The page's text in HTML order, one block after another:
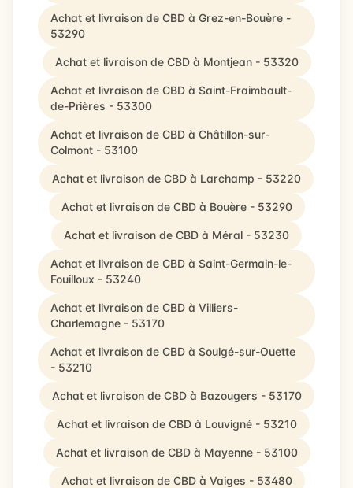
Achat et livraison de CBD à Grez-en-Bouère -
53290
Achat et livraison de CBD à Montjean - 53320
Achat et livraison de CBD à Saint-Fraimbault-
de-Prières - 53300
Achat et livraison de CBD à Châtillon-sur-
Colmont - 53100
Achat et livraison de CBD à Larchamp - 53220
Achat et livraison de CBD à Bouère - 53290
Achat et livraison de CBD à Méral - 53230
Achat et livraison de CBD à Saint-Germain-le-
Fouilloux - 53240
Achat et livraison de CBD à Villiers-
Charlemagne - 53170
Achat et livraison de CBD à Soulgé-sur-Ouette
- 53210
Achat et livraison de CBD à Bazougers - 53170
Achat et livraison de CBD à Louvigné - 53210
Achat et livraison de CBD à Mayenne - 53100
Achat et livraison de CBD à Vaiges - 53480